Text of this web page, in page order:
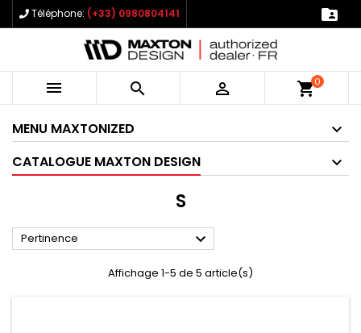
Téléphone: (+33) 0980804141 
   shopping_cart0
MENU MAXTONIZED
CATALOGUE MAXTON DESIGN
S
Pertinence 
Affichage 1-5 de 5 article(s)